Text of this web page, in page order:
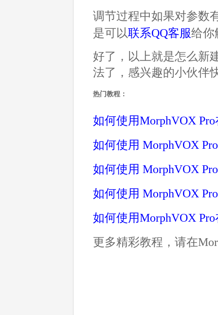
调节过程中如果对参数
是可以联系QQ客服给你
好了，以上就是怎么新
法了，感兴趣的小伙伴
热门教程：
如何使用MorphVOX
如何使用 MorphVOX
如何使用 MorphVOX
如何使用 MorphVOX
如何使用MorphVOX
更多精彩教程，请在